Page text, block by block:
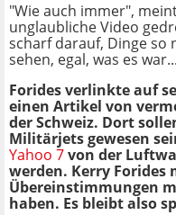
"Wie auch immer",
unglaubliche Video
scharf darauf, Dinge so
sehen, egal, was es
Forides verlinkte auf
einen Artikel von
der Schweiz. Dort
Militärjets gewesen
Yahoo 7von der
werden. Kerry
Übereinstimmungen
haben. Es bleibt also